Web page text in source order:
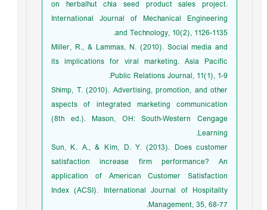
on herbalhut chia seed product sales project.
International Journal of Mechanical Engineering
and Technology, 10(2), 1126-1135.
Miller, R., & Lammas, N. (2010). Social media and
its implications for viral marketing. Asia Pacific
Public Relations Journal, 11(1), 1-9.
Shimp, T. (2010). Advertising, promotion, and other
aspects of integrated marketing communication
(8th ed.). Mason, OH: South-Western Cengage
Learning.
Sun, K. A., & Kim, D. Y. (2013). Does customer
satisfaction increase firm performance? An
application of American Customer Satisfaction
Index (ACSI). International Journal of Hospitality
Management, 35, 68-77.